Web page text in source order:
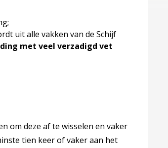
uit alle vakken van de Schijf
met veel verzadigd vet
om deze af te wisselen en vaker
tien keer of vaker aan het